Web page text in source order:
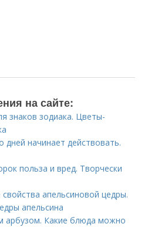
на сайте:
знаков зодиака. Цветы-
дней начинает действовать.
польза и вред. Творчески
апельсиновой цедры.
апельсина
арбузом. Какие блюда можно